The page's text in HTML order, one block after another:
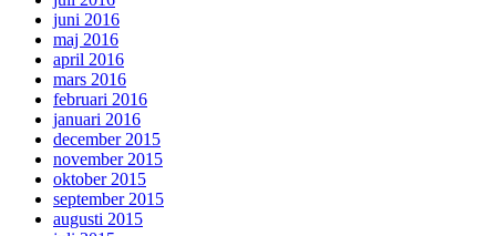
juni 2016
maj 2016
april 2016
mars 2016
februari 2016
januari 2016
december 2015
november 2015
oktober 2015
september 2015
augusti 2015